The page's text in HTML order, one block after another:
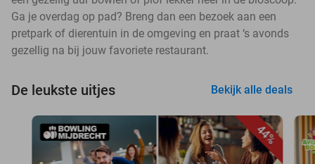
Ga je overdag op pad? Breng dan een bezoek aan een
pretpark of dierentuin in de omgeving en praat ‘s avonds
gezellig na bij jouw favoriete restaurant.
De leukste uitjes Bekijk alle deals
44%